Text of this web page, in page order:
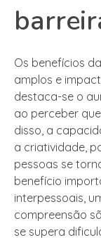
Os benefícios
amplos e
destaca-se o
ao perceber
disso, a
a criatividade,
pessoas se
benefício
interpessoais,
compreensão
se supera